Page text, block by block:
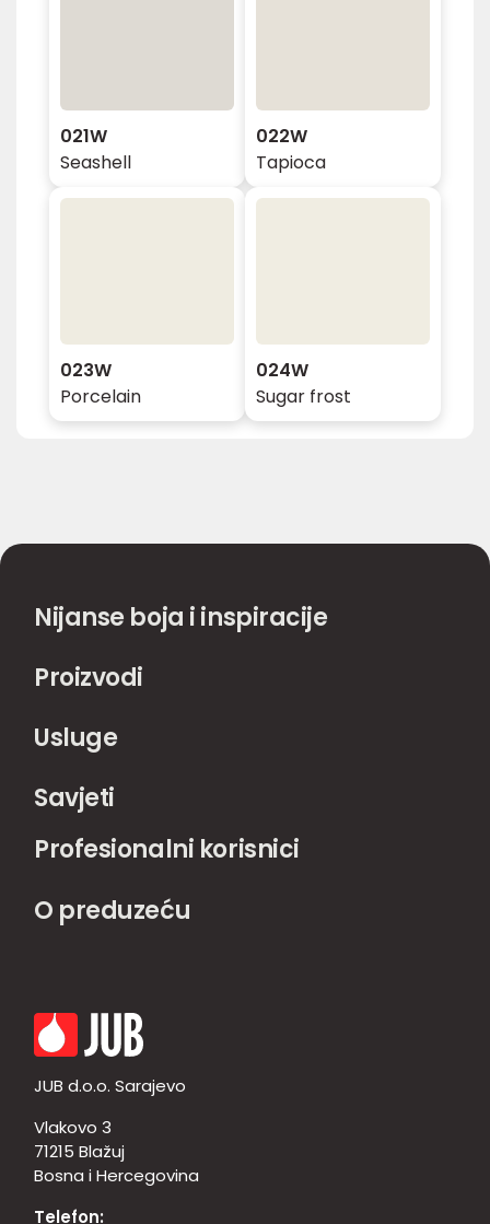
021W
Seashell
022W
Tapioca
023W
Porcelain
024W
Sugar frost
Nijanse boja i inspiracije
Proizvodi
Usluge
Savjeti
Profesionalni korisnici
O preduzeću
JUB d.o.o. Sarajevo
Vlakovo 3
71215 Blažuj
Bosna i Hercegovina
Telefon: